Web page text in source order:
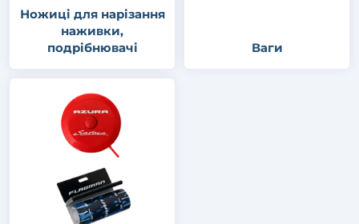
Ножиці для нарізання
наживки,
подрібнювачі
Ваги